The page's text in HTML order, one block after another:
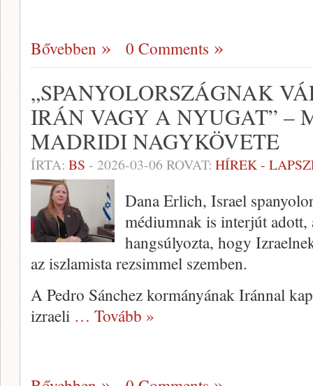
Bővebben 0 Comments
„SPANYOLORSZÁGNAK
IRÁN VAGY A NYUGAT” –
MADRIDI NAGYKÖVETE
ÍRTA: BS - 2026-03-06 ROVAT: HÍREK -
Dana Erlich, Israel
médiumnak is interjút adott,
hangsúlyozta, hogy
az iszlamista rezsimmel szemben.
A Pedro Sánchez kormányának Iránnal
izraeli … Tovább »